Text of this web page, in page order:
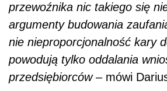
przewoźnika nic takiego się
argumenty budowania
nie nieproporcjonalność kary
powodują tylko oddalania
przedsiębiorców– mówi